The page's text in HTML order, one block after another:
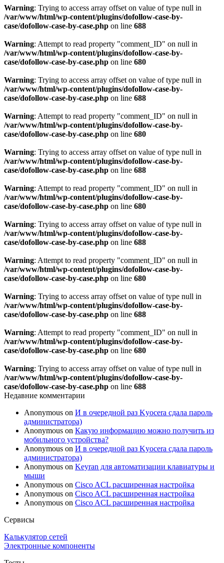
Warning: Trying to access array offset on value of type null in
/var/www/html/wp-content/plugins/dofollow-case-by-
case/dofollow-case-by-case.php on line 688
Warning: Attempt to read property "comment_ID" on null in
/var/www/html/wp-content/plugins/dofollow-case-by-
case/dofollow-case-by-case.php on line 680
Warning: Trying to access array offset on value of type null in
/var/www/html/wp-content/plugins/dofollow-case-by-
case/dofollow-case-by-case.php on line 688
Warning: Attempt to read property "comment_ID" on null in
/var/www/html/wp-content/plugins/dofollow-case-by-
case/dofollow-case-by-case.php on line 680
Warning: Trying to access array offset on value of type null in
/var/www/html/wp-content/plugins/dofollow-case-by-
case/dofollow-case-by-case.php on line 688
Warning: Attempt to read property "comment_ID" on null in
/var/www/html/wp-content/plugins/dofollow-case-by-
case/dofollow-case-by-case.php on line 680
Warning: Trying to access array offset on value of type null in
/var/www/html/wp-content/plugins/dofollow-case-by-
case/dofollow-case-by-case.php on line 688
Warning: Attempt to read property "comment_ID" on null in
/var/www/html/wp-content/plugins/dofollow-case-by-
case/dofollow-case-by-case.php on line 680
Warning: Trying to access array offset on value of type null in
/var/www/html/wp-content/plugins/dofollow-case-by-
case/dofollow-case-by-case.php on line 688
Warning: Attempt to read property "comment_ID" on null in
/var/www/html/wp-content/plugins/dofollow-case-by-
case/dofollow-case-by-case.php on line 680
Warning: Trying to access array offset on value of type null in
/var/www/html/wp-content/plugins/dofollow-case-by-
case/dofollow-case-by-case.php on line 688
Недавние комментарии
Anonymous on И в очередной раз Kyocera сдала пароль
администратора)
Anonymous on Какую информацию можно получить из
мобильного устройства?
Anonymous on И в очередной раз Kyocera сдала пароль
администратора)
Anonymous on Keyran для автоматизации клавиатуры и
мыши
Anonymous on Cisco ACL расширенная настройка
Anonymous on Cisco ACL расширенная настройка
Anonymous on Cisco ACL расширенная настройка
Сервисы
Калькулятор сетей
Электронные компоненты